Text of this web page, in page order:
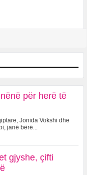
për herë të
Jonida Vokshi dhe
janë bërë...
gjyshe, çifti